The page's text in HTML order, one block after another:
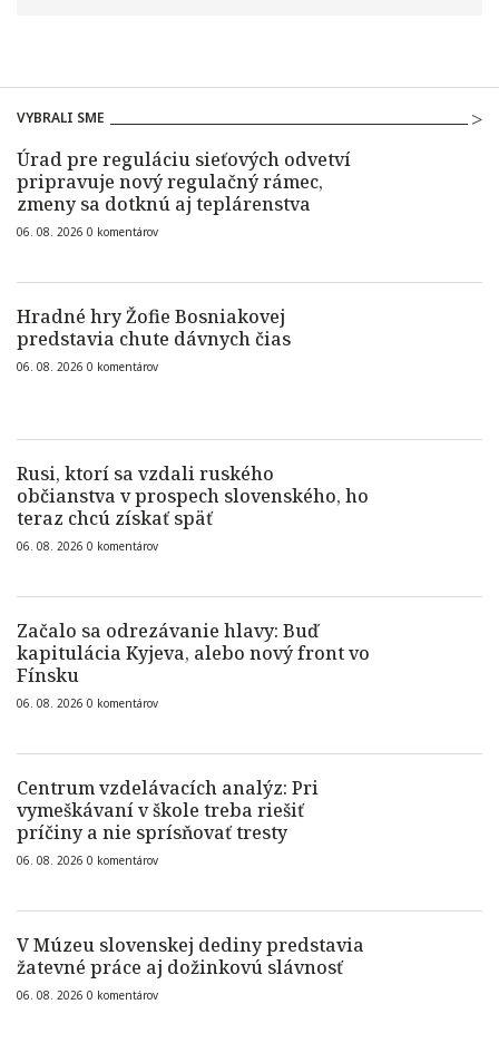
VYBRALI SME
Úrad pre reguláciu sieťových odvetví
pripravuje nový regulačný rámec,
zmeny sa dotknú aj teplárenstva
06. 08. 2026 0 komentárov
Hradné hry Žofie Bosniakovej
predstavia chute dávnych čias
06. 08. 2026 0 komentárov
Rusi, ktorí sa vzdali ruského
občianstva v prospech slovenského, ho
teraz chcú získať späť
06. 08. 2026 0 komentárov
Začalo sa odrezávanie hlavy: Buď
kapitulácia Kyjeva, alebo nový front vo
Fínsku
06. 08. 2026 0 komentárov
Centrum vzdelávacích analýz: Pri
vymeškávaní v škole treba riešiť
príčiny a nie sprísňovať tresty
06. 08. 2026 0 komentárov
V Múzeu slovenskej dediny predstavia
žatevné práce aj dožinkovú slávnosť
06. 08. 2026 0 komentárov